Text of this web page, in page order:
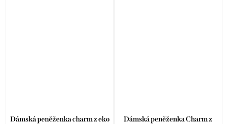
Dámská peněženka charm z eko
Dámská peněženka Charm z